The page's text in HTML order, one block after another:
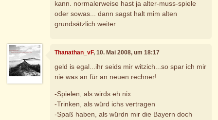
kann. normalerweise hast ja alter-muss-spiele
oder sowas... dann sagst halt mim alten
grundsätzlich weiter.
Thanathan_vF, 10. Mai 2008, um 18:17
geld is egal...ihr seids mir witzich...so spar ich mir
nie was an für an neuen rechner!
-Spielen, als wirds eh nix
-Trinken, als würd ichs vertragen
-Spaß haben, als würdn mir die Bayern doch